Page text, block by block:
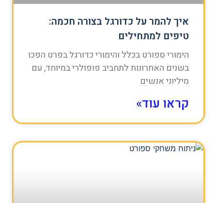
איך להמר על כדורגל בצורה חכמה:
טיפים למתחילים
הימורי ספורט בכלל והימורי כדורגל בפרט הפכו
בשנים האחרונות לתחביב פופולרי במיוחד, עם
מיליוני אנשים
קראו עוד»